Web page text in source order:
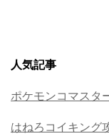
人気記事
ポケモンコマスタ
はねろコイキング